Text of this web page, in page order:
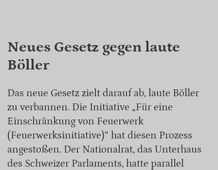
Neues Gesetz gegen laute
Böller
Das neue Gesetz zielt darauf ab, laute Böller
zu verbannen. Die Initiative „Für eine
Einschränkung von Feuerwerk
(Feuerwerksinitiative)“ hat diesen Prozess
angestoßen. Der Nationalrat, das Unterhaus
des Schweizer Parlaments, hatte parallel